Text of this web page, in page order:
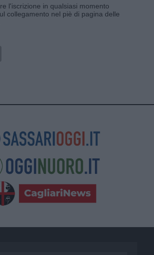
l'iscrizione in qualsiasi momento
collegamento nel piè di pagina delle